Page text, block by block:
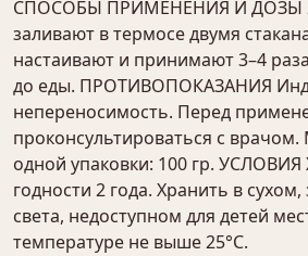
СПОСОБЫ ПРИМЕНЕНИЯ И ДОЗЫ 2
заливают в термосе двумя
настаивают и принимают 3–4
до еды. ПРОТИВОПОКАЗАНИЯ
непереносимость. Перед
проконсультироваться с
одной упаковки: 100 гр.
годности 2 года. Хранить в
света, недоступном для детей
температуре не выше 25°С.